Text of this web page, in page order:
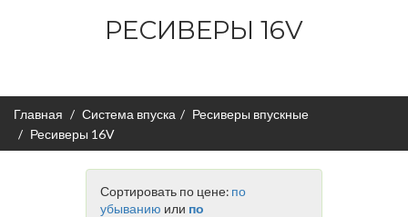
РЕСИВЕРЫ 16V
Главная Система впуска
Ресиверы впускные
Ресиверы 16V
Сортировать по цене: по
убыванию или по